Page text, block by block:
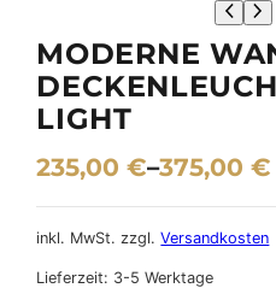
MODERNE
LIGHT
235,00€–375,00€
inkl. MwSt. zzgl.Versandkosten
Lieferzeit: 3-5 Werktage